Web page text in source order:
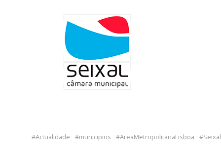
Actualidade municipios AreaMetropolitanaLisboa Seixal